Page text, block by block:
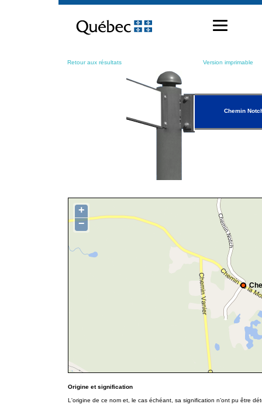
contenu
Retour aux résultats Version imprimable
Chemin
+
−
Origine et signification
L'origine de ce nom et, le cas échéant, sa signification n’ont pu être